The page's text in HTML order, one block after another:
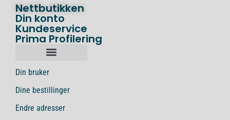
Nettbutikken
Din konto
Kundeservice
Prima Profilering
Din bruker
Dine bestillinger
Endre adresser